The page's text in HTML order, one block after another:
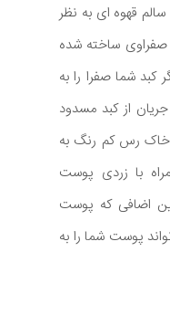
قهوه ای به نظر
ساخته شده
شما صفرا را به
از کبد مسدود
خاک رس کم رنگ به
با زردی پوست
اضافی که پوست
پوست شما را به